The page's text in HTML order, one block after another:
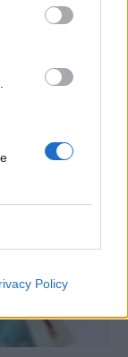
Policy
δολάριο
διεθνών